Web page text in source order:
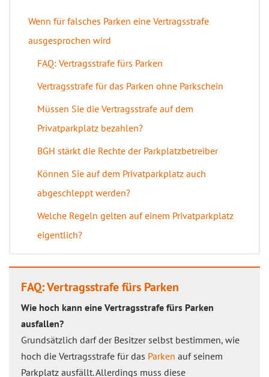
Wenn für falsches Parken eine Vertragsstrafe
ausgesprochen wird
FAQ: Vertragsstrafe fürs Parken
Vertragsstrafe für das Parken ohne Parkschein
Müssen Sie die Vertragsstrafe auf dem
Privatparkplatz bezahlen?
BGH stärkt die Rechte der Parkplatzbetreiber
Können Sie auf dem Privatparkplatz auch
abgeschleppt werden?
Welche Regeln gelten auf einem Privatparkplatz
eigentlich?
FAQ: Vertragsstrafe fürs Parken
Wie hoch kann eine Vertragsstrafe fürs Parken
ausfallen?
Grundsätzlich darf der Besitzer selbst bestimmen, wie
hoch die Vertragsstrafe für das Parken auf seinem
Parkplatz ausfällt. Allerdings muss diese